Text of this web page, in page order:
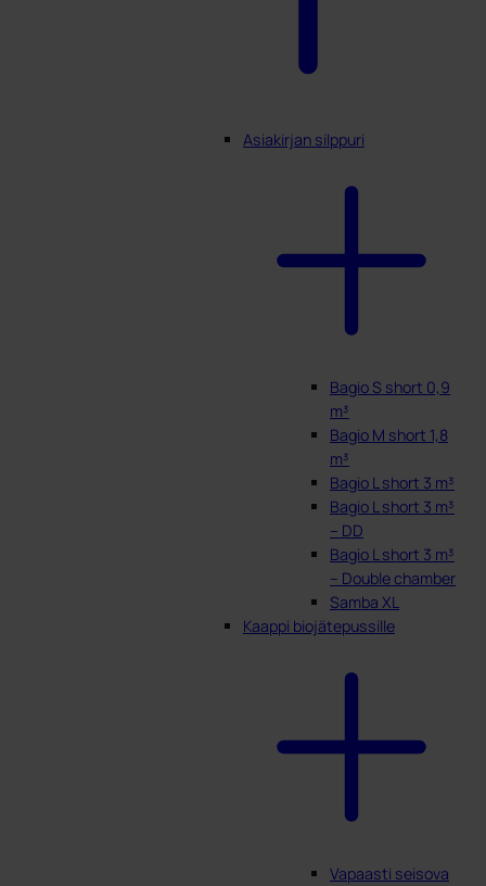
Asiakirjan silppuri
Bagio S short 0,9
m³
Bagio M short 1,8
m³
Bagio L short 3 m³
Bagio L short 3 m³
– DD
Bagio L short 3 m³
– Double chamber
Samba XL
Kaappi biojätepussille
Vapaasti seisova